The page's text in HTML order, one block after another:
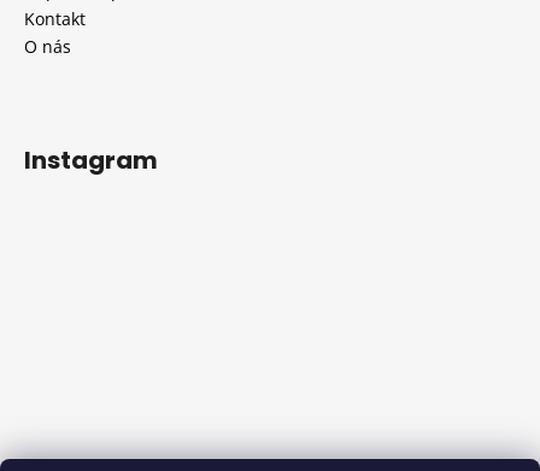
Kontakt
O nás
Instagram